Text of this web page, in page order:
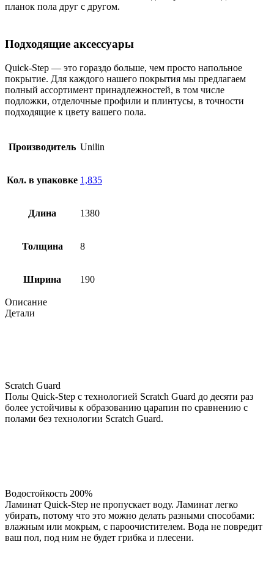
планок пола друг с другом.
Подходящие аксессуары
Quick-Step — это гораздо больше, чем просто напольное
покрытие. Для каждого нашего покрытия мы предлагаем
полный ассортимент принадлежностей, в том числе
подложки, отделочные профили и плинтусы, в точности
подходящие к цвету вашего пола.
Производитель Unilin
Кол. в упаковке 1,835
Длина 1380
Толщина 8
Ширина 190
Описание
Детали
Scratch Guard
Полы Quick-Step с технологией Scratch Guard до десяти раз
более устойчивы к образованию царапин по сравнению с
полами без технологии Scratch Guard.
Водостойкость 200%
Ламинат Quick-Step не пропускает воду. Ламинат легко
убирать, потому что это можно делать разными способами:
влажным или мокрым, с пароочистителем. Вода не повредит
ваш пол, под ним не будет грибка и плесени.